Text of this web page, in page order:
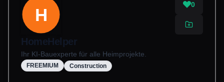
H
0
HomeHelper
Ihr KI-Bauexperte für alle Heimprojekte.
FREEMIUM Construction